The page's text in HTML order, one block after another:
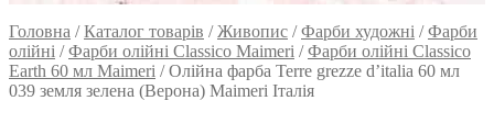
Головна /Каталог товарів /Живопис /Фарби художні /Фарби
олійні /Фарби олійні Classico Maimeri /Фарби олійні Classico
Earth 60 мл Maimeri /Олійна фарба Terre grezze d’italia 60 мл
039 земля зелена (Верона) Maimeri Італія